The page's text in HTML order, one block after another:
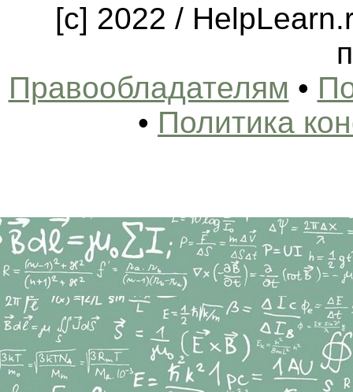
[c] 2022 /
Правообладателям •
• Политика